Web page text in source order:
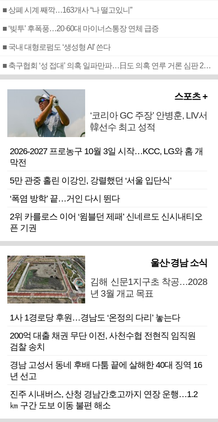
■ 상폐 시계 째깍…163개사 “나 떨고있니”
■ ‘빚투’ 후폭풍…20·60대 마이너스통장 연체 급증
■ 국내 대형로펌도 ‘생성형 AI’ 쓴다
■ 축구협회 ‘성 접대’ 의혹 일파만파…日도 의혹 연루 거론 심판 2명 조사
스포츠 +
‘코리아 GC 주장’ 안병훈, LIV서
韓선수 최고 성적
2026-2027 프로농구 10월 3일 시작…KCC, LG와 홈 개
막전
5만 관중 홀린 이강인, 강렬했던 ‘서울 입단식’
‘폭염 방학’ 끝…거인 다시 뛴다
2위 카를로스 이어 ‘윔블던 제패’ 신네르도 신시내티오
픈 기권
울산·경남 소식
김해 신문1지구초 착공…2028
년 3월 개교 목표
1사 1경로당 후원…경남도 ‘온정의 다리’ 놓는다
200억 대출 채권 무단 이전, 사천수협 전현직 임직원
검찰 송치
경남 고성서 동네 후배 다툼 끝에 살해한 40대 징역 16
년 선고
진주 시내버스, 산청 경남간호고까지 연장 운행…1.2
㎞ 구간 도보 이동 불편 해소